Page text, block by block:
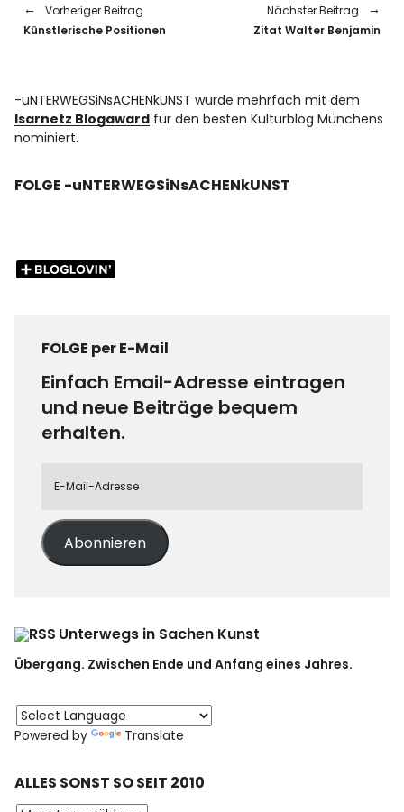
Vorheriger Beitrag
Künstlerische Positionen
Nächster Beitrag
Zitat Walter Benjamin
-uNTERWEGSiNsACHENkUNST wurde mehrfach mit dem
Isarnetz Blogaward für den besten Kulturblog Münchens
nominiert.
FOLGE -uNTERWEGSiNsACHENkUNST
FOLGE per E-Mail
Einfach Email-Adresse eintragen
und neue Beiträge bequem
erhalten.
Abonnieren
Unterwegs in Sachen Kunst
Übergang. Zwischen Ende und Anfang eines Jahres.
Powered by Translate
ALLES SONST SO SEIT 2010